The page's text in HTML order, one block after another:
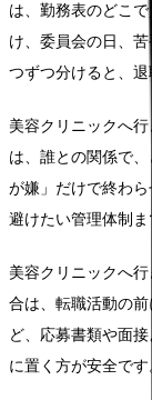
は、勤務表のどこ
け、委員会の日、
つずつ分けると、退
美容クリニックへ
は、誰との関係で
が嫌」だけで終わ
避けたい管理体制ま
美容クリニックへ
合は、転職活動の
ど、応募書類や面
に置く方が安全です